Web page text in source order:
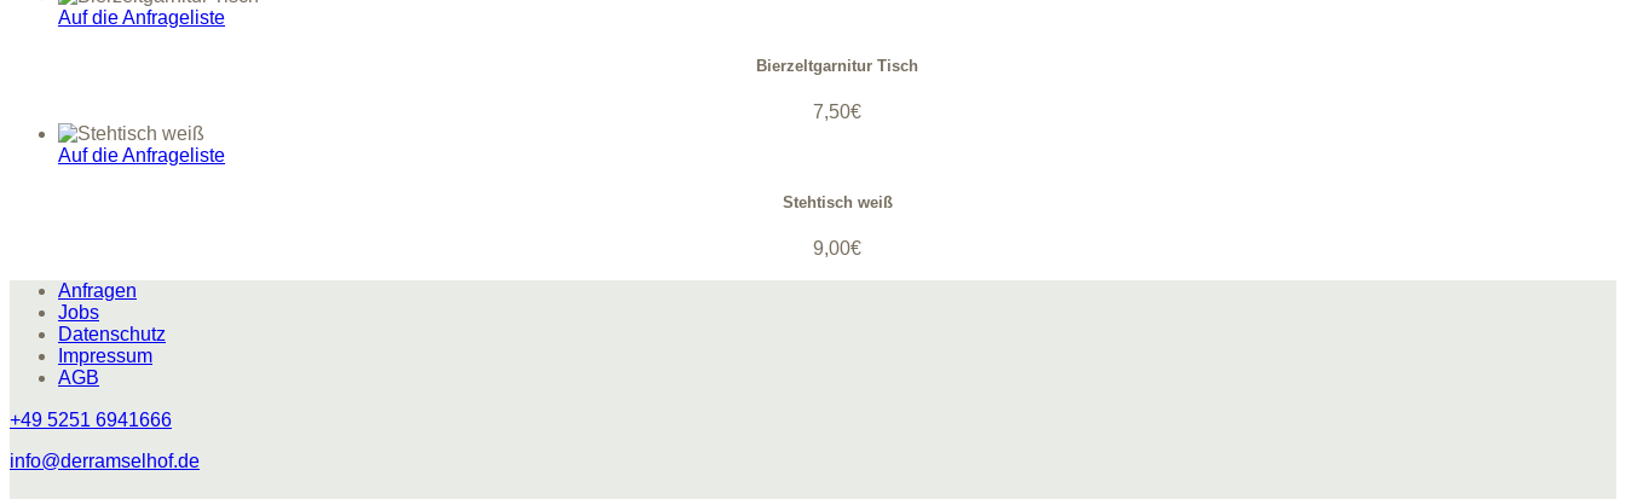
Auf die Anfrageliste
Bierzeltgarnitur Tisch
7,50€
Auf die Anfrageliste
Stehtisch weiß
9,00€
Anfragen
Jobs
Datenschutz
Impressum
AGB
+49 5251 6941666
info@derramselhof.de